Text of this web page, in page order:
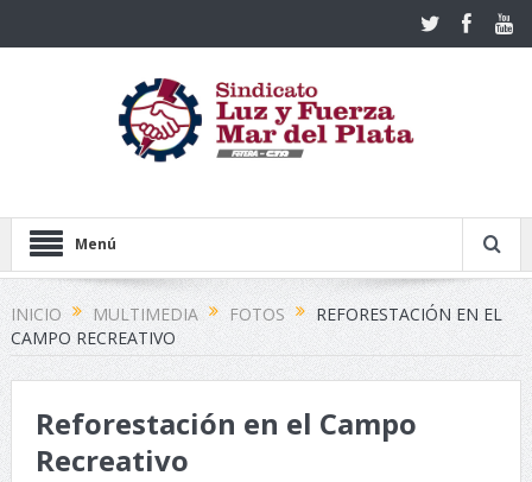
Menú
INICIO MULTIMEDIA FOTOS
REFORESTACIÓN EN EL
CAMPO RECREATIVO
Reforestación en el Campo
Recreativo